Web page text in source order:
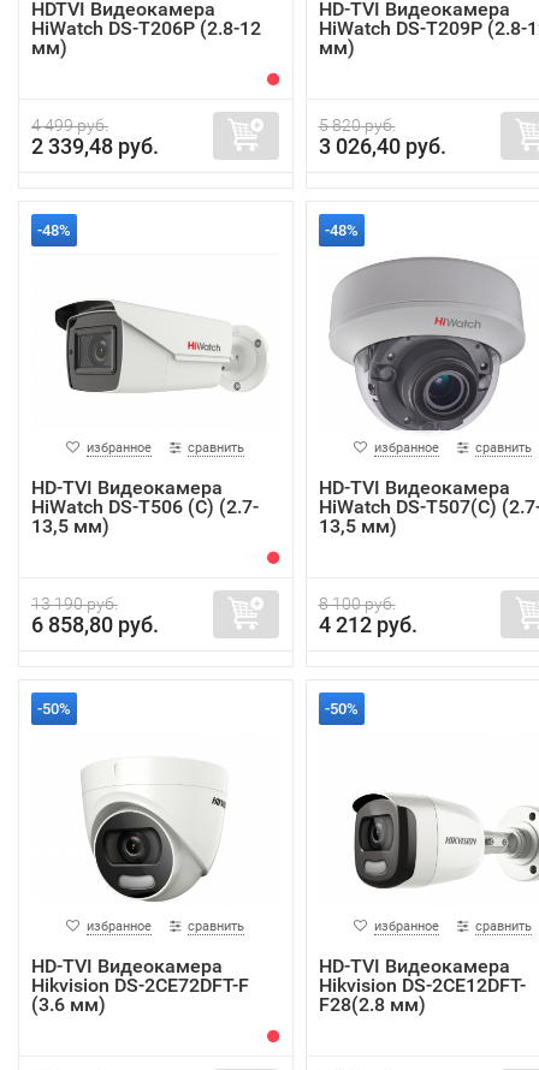
HDTVI Видеокамера
HiWatch DS-T206P (2.8-12
мм)
4 499 руб.
2 339,48 руб.
HD-TVI Видеокамера
HiWatch DS-T209P (2.8-
мм)
5 820 руб.
3 026,40 руб.
-48%
избранное сравнить
HD-TVI Видеокамера
HiWatch DS-T506 (C) (2.7-
13,5 мм)
13 190 руб.
6 858,80 руб.
-48%
избранное сравнить
HD-TVI Видеокамера
HiWatch DS-T507(C)
13,5 мм)
8 100 руб.
4 212 руб.
-50%
избранное сравнить
HD-TVI Видеокамера
Hikvision DS-2CE72DFT-F
(3.6 мм)
-50%
избранное сравнить
HD-TVI Видеокамера
Hikvision DS-2CE12DFT-
F28(2.8 мм)